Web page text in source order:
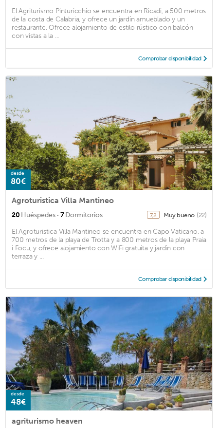
El Agriturismo Pinturicchio se encuentra en Ricadi, a 500 metros
de la costa de Calabria, y ofrece un jardín amueblado y un
restaurante. Ofrece alojamiento de estilo rústico con balcón
con vistas a la ...
Comprobar disponibilidad
desde
80€
Agroturistica Villa Mantineo
20 Huéspedes · 7Dormitorios 7,2 Muy bueno (22)
El Agroturistica Villa Mantineo se encuentra en Capo Vaticano, a
700 metros de la playa de Trotta y a 800 metros de la playa Praia
i Focu, y ofrece alojamiento con WiFi gratuita y jardín con
terraza y ...
Comprobar disponibilidad
desde
48€
agriturismo heaven